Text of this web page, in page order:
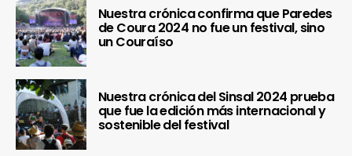
Nuestra crónica confirma que Paredes
de Coura 2024 no fue un festival, sino
un Couraíso
Nuestra crónica del Sinsal 2024 prueba
que fue la edición más internacional y
sostenible del festival